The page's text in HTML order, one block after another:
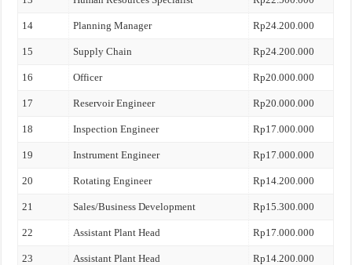
14 Planning Manager Rp24.200.000
15 Supply Chain Rp24.200.000
16 Officer Rp20.000.000
17 Reservoir Engineer Rp20.000.000
18 Inspection Engineer Rp17.000.000
19 Instrument Engineer Rp17.000.000
20 Rotating Engineer Rp14.200.000
21 Sales/Business Development Rp15.300.000
22 Assistant Plant Head Rp17.000.000
23 Assistant Plant Head Rp14.200.000